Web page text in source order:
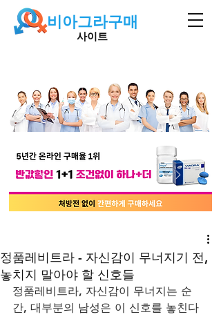
비아그라구매
사이트
정품레비트라 - 자신감이 무너지기 전,
놓치지 말아야 할 신호들
정품레비트라, 자신감이 무너지는 순
간, 대부분의 남성은 이 신호를 놓친다